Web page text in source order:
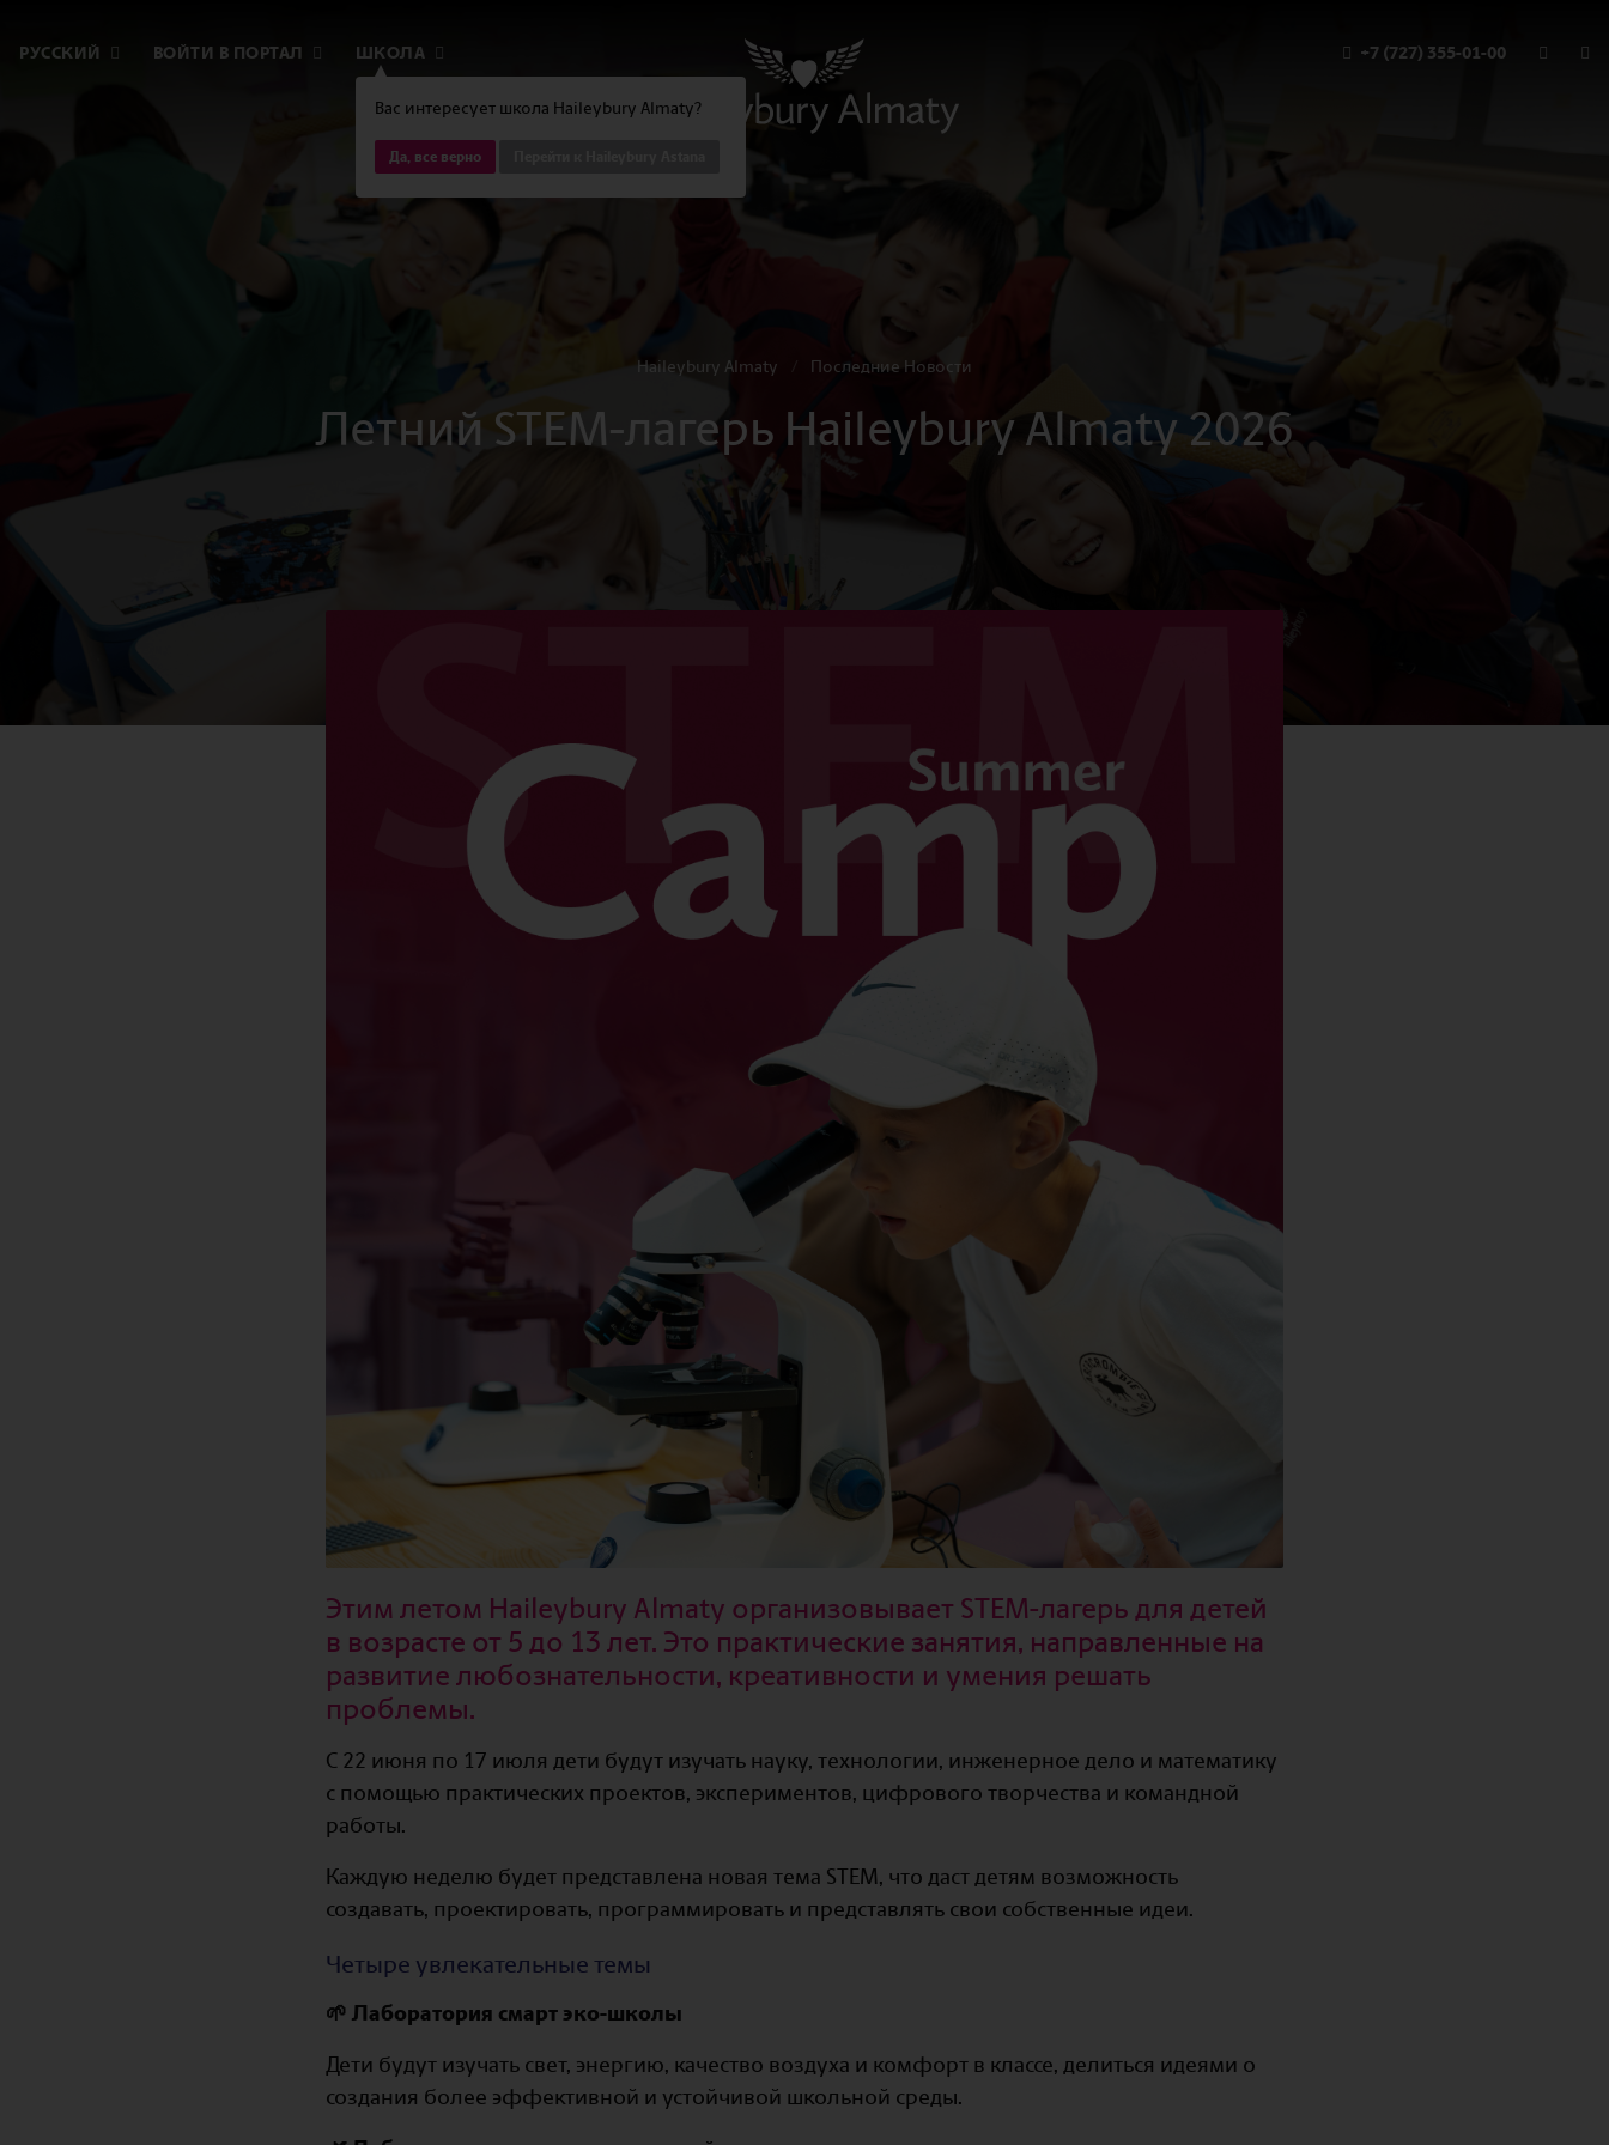
РУССКИЙ ВОЙТИ В ПОРТАЛ
Вас интересует школа Haileybury Almaty?
Да, все верно
ШКОЛА +7 (727) 355-01-00
Haileybury Almaty Последние Новости
Летний STEM-лагерь Haileybury Almaty 2026
Этим летом Haileybury Almaty организовывает STEM-лагерь для детей
в возрасте от 5 до 13 лет. Это практические занятия, направленные на
развитие любознательности, креативности и умения решать
проблемы.
С 22 июня по 17 июля дети будут изучать науку, технологии, инженерное дело и математику
с помощью практических проектов, экспериментов, цифрового творчества и командной
работы.
Каждую неделю будет представлена новая тема STEM, что даст детям возможность
создавать, проектировать, программировать и представлять свои собственные идеи.
Четыре увлекательные темы
🌱 Лаборатория смарт эко-школы
Дети будут изучать свет, энергию, качество воздуха и комфорт в классе, делиться идеями о
создания более эффективной и устойчивой школьной среды.